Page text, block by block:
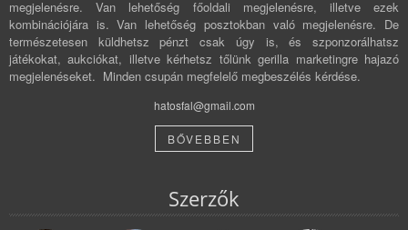
megjelenésre. Van lehetőség főoldali megjelenésre, illetve ezek
kombinációjára is. Van lehetőség posztokban való megjelenésre. De
természetesen küldhetsz pénzt csak úgy is, és szponzorálhatsz
játékokat, aukciókat, illetve kérhetsz tőlünk gerilla marketingre hajazó
megjelenéseket. Minden csupán megfelelő megbeszélés kérdése.
hatosfal@gmail.com
BŐVEBBEN
Szerzők